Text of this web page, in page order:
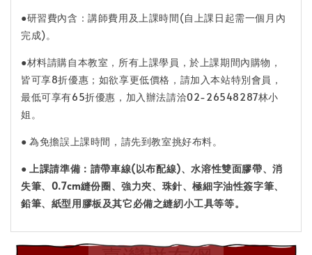
●研習費內含：講師費用及上課時間(自上課日起需一個月內
完成)。
●材料請購自本教室，所有上課學員，於上課期間內購物，
皆可享8折優惠；如欲享更低價格，請加入本站特別會員，
最低可享有65折優惠，加入辦法請洽02-26548287林小
姐。
● 為免擔誤上課時間，請先到教室挑好布料。
● 上課請準備： 請帶車線(以布配線)、水溶性雙面膠帶、消
失筆、0.7cm縫份圈、強力夾、珠針、極細字油性簽字筆、
鉛筆、紙型用膠板及其它必備之縫紉小工具等等。